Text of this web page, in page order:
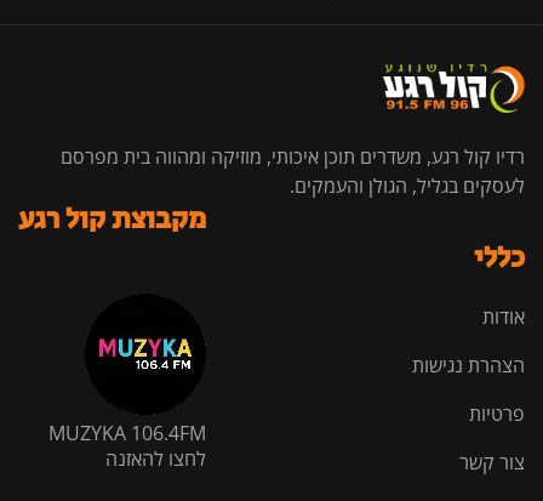
רדיו קול רגע, משדרים תוכן איכותי, מוזיקה ומהווה בית מפרסם
לעסקים בגליל, הגולן והעמקים.
כללי
אודות
הצהרת נגישות
פרטיות
צור קשר
מקבוצת קול רגע
MUZYKA 106.4FM
לחצו להאזנה